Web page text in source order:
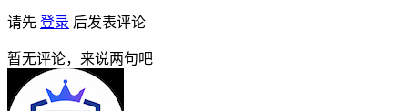
请先 登录 后发表评论
暂无评论，来说两句吧